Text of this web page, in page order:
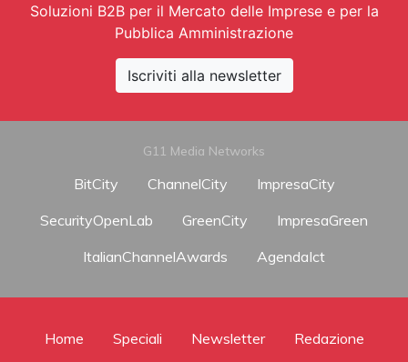
Soluzioni B2B per il Mercato delle Imprese e per la
Pubblica Amministrazione
Iscriviti alla newsletter
G11 Media Networks
BitCity ChannelCity
ImpresaCity
SecurityOpenLab
GreenCity
ImpresaGreen
ItalianChannelAwards
AgendaIct
Home Speciali Newsletter Redazione